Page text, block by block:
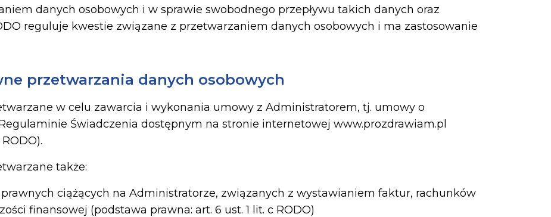
danych osobowych i w sprawie swobodnego przepływu takich danych oraz
reguluje kwestie związane z przetwarzaniem danych osobowych i ma zastosowanie
przetwarzania danych osobowych
w celu zawarcia i wykonania umowy z Administratorem, tj. umowy o
Świadczenia dostępnym na stronie internetowej www.prozdrawiam.pl
także:
ciążących na Administratorze, związanych z wystawianiem faktur, rachunków
finansowej (podstawa prawna: art. 6 ust. 1 lit. c RODO)